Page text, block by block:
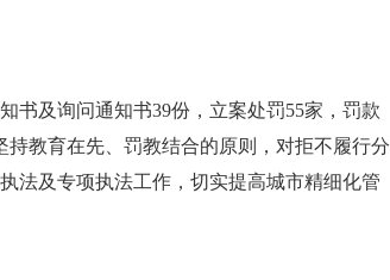
及询问通知书39份，立案处罚55家，罚款
教育在先、罚教结合的原则，对拒不履行分
法及专项执法工作，切实提高城市精细化管